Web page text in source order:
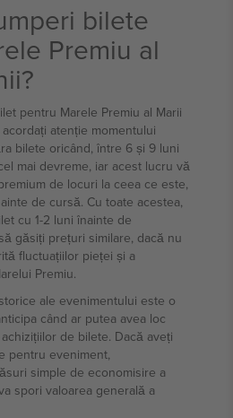
bilete
Premiu al
pentru Marele Premiu al Marii
atenție momentului
bilete oricând, între 6 și 9 luni
mai devreme, iar acest lucru vă
de locuri la ceea ce este,
de cursă. Cu toate acestea,
cu 1-2 luni înainte de
găsiți prețuri similare, dacă nu
fluctuațiilor pieței și a
Premiu.
ale evenimentului este o
când ar putea avea loc
de bilete. Dacă aveți
pentru eveniment,
simple de economisire a
spori valoarea generală a